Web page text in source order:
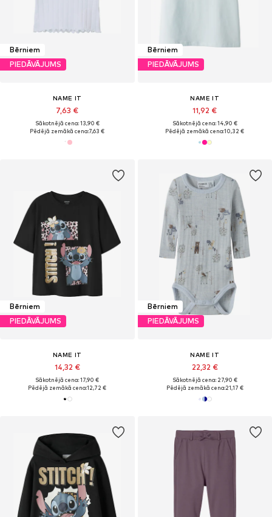
Bērniem
PIEDĀVĀJUMS
NAME IT
7,63 €
Sākotnējā cena: 13,90 €
Pēdējā zemākā cena:7,63 €
Bērniem
PIEDĀVĀJUMS
NAME IT
11,92 €
Sākotnējā cena: 14,90 €
Pēdējā zemākā cena:10,32 €
Bērniem
PIEDĀVĀJUMS
NAME IT
14,32 €
Sākotnējā cena: 17,90 €
Pēdējā zemākā cena:12,72 €
Bērniem
PIEDĀVĀJUMS
NAME IT
22,32 €
Sākotnējā cena: 27,90 €
Pēdējā zemākā cena:21,17 €